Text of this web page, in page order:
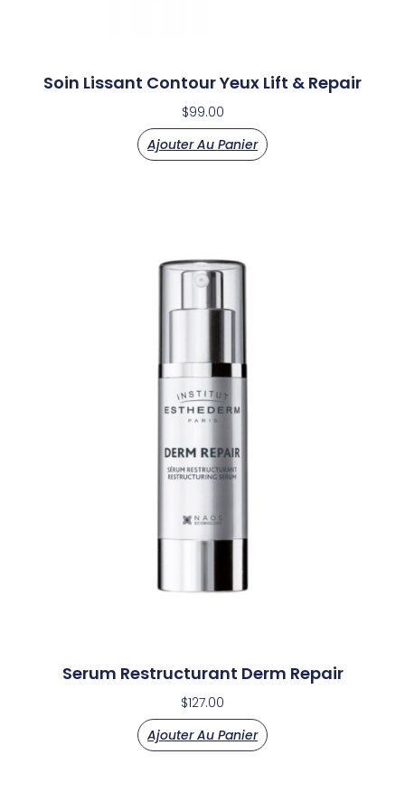
Soin Lissant Contour Yeux Lift & Repair
$99.00
Ajouter Au Panier
Serum Restructurant Derm Repair
$127.00
Ajouter Au Panier